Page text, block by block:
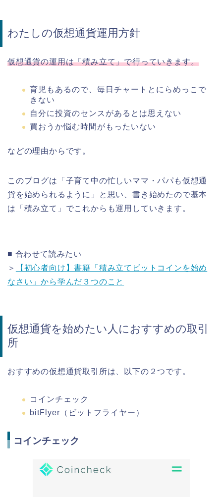
わたしの仮想通貨運用方針
仮想通貨の運用は「積み立て」で行っていきます。
育児もあるので、毎日チャートとにらめっこで
きない
自分に投資のセンスがあるとは思えない
買おうか悩む時間がもったいない
などの理由からです。
このブログは「子育て中の忙しいママ・パパも仮想通
貨を始められるように」と思い、書き始めたので基本
は「積み立て」でこれからも運用していきます。
■ 合わせて読みたい
＞
【初心者向け】書籍「積み立てビットコインを始め
なさい」から学んだ３つのこと
仮想通貨を始めたい人におすすめの取引
所
おすすめの仮想通貨取引所は、以下の２つです。
コインチェック
bitFlyer（ビットフライヤー）
コインチェック